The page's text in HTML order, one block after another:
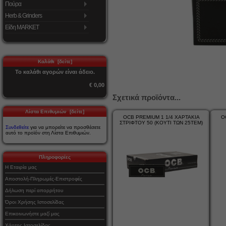
Πούρα
Herb & Grinders
Είδη MARKET
Καλάθι [δείτε]
Το καλάθι αγορών είναι άδειο.
€ 0,00
Λίστα Επιθυμιών [δείτε]
Συνδεθείτε για να μπορείτε να προσθέσετε
αυτό το προϊόν στη Λίστα Επιθυμιών.
Πληροφορίες
Η Εταιρία μας
Αποστολή-Πληρωμές-Επιστροφές
Δήλωση περί απορρήτου
Όροι Χρήσης Ιστοσελίδας
Επικοινωνήστε μαζί μας
Σχετικά προϊόντα...
OCB PREMIUM 1 1/4 ΧΑΡΤΑΚΙΑ
ΣΤΡΙΦΤΟΥ 50 (ΚΟΥΤΙ ΤΩΝ 25ΤΕΜ)